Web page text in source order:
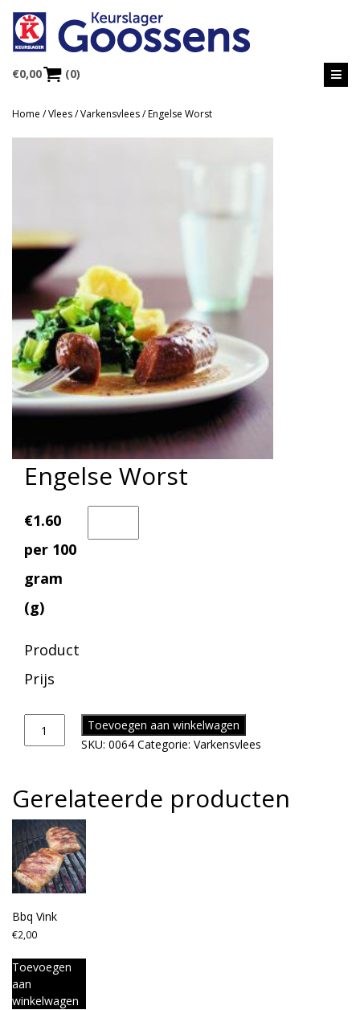
€0,00 (0)
Home /Vlees/Varkensvlees/ Engelse Worst
Engelse Worst
€1.60
per 100
gram
(g)
Product
Prijs
Toevoegen aan winkelwagen
SKU: 0064 Categorie: Varkensvlees
Gerelateerde producten
Bbq Vink
€2,00
Toevoegen
aan
winkelwagen